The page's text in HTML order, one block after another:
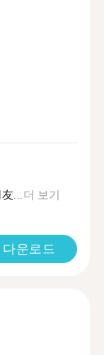
... 더 보기
다운로드